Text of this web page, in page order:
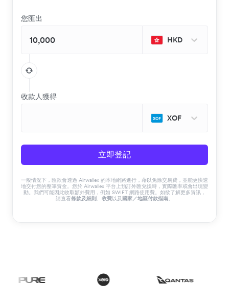
您匯出
HKD
收款人獲得
XOF
立即登記
一般情況下，匯款會透過 Airwallex 的本地網路進行，藉以免除交易費，並能更快速
地交付您的整筆資金。您於 Airwallex 平台上預訂外匯兌換時，實際匯率或會出現變
動。我們可能因此收取額外費用，例如 SWIFT 網路使用費。如欲了解更多資訊，
請查看條款及細則、 收費以及 國家／地區付款指南。